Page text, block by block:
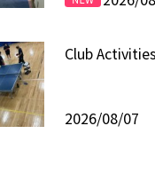
Club Activities
2026/08/07